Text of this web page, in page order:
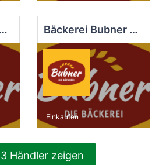
Bäckerei Bubner e.K. Filiale Dob.-Kirchhain Markt Bäckerei Bubner e.K. Filiale Finsterwalde Nord
Einkaufen
Händler zeigen